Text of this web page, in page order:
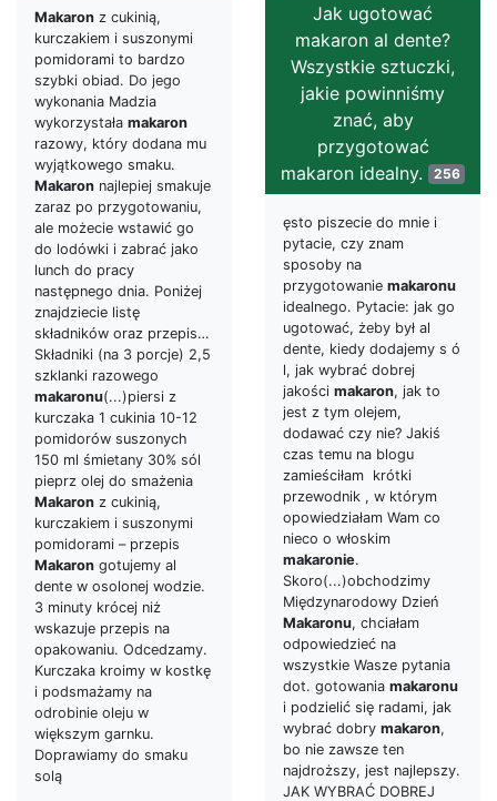
Makaron z cukinią,
kurczakiem i suszonymi
pomidorami to bardzo
szybki obiad. Do jego
wykonania Madzia
wykorzystała makaron
razowy, który dodana mu
wyjątkowego smaku.
Makaron najlepiej smakuje
zaraz po przygotowaniu,
ale możecie wstawić go
do lodówki i zabrać jako
lunch do pracy
następnego dnia. Poniżej
znajdziecie listę
składników oraz przepis…
Składniki (na 3 porcje) 2,5
szklanki razowego
makaronu(...)piersi z
kurczaka 1 cukinia 10-12
pomidorów suszonych
150 ml śmietany 30% sól
pieprz olej do smażenia
Makaron z cukinią,
kurczakiem i suszonymi
pomidorami – przepis
Makaron gotujemy al
dente w osolonej wodzie.
3 minuty krócej niż
wskazuje przepis na
opakowaniu. Odcedzamy.
Kurczaka kroimy w kostkę
i podsmażamy na
odrobinie oleju w
większym garnku.
Doprawiamy do smaku
solą
Jak ugotować
makaron al dente?
Wszystkie sztuczki,
jakie powinniśmy
znać, aby
przygotować
makaron idealny.
256
ęsto piszecie do mnie i
pytacie, czy znam
sposoby na
przygotowanie makaronu
idealnego. Pytacie: jak go
ugotować, żeby był al
dente, kiedy dodajemy s ó
l, jak wybrać dobrej
jakości makaron, jak to
jest z tym olejem,
dodawać czy nie? Jakiś
czas temu na blogu
zamieściłam krótki
przewodnik , w którym
opowiedziałam Wam co
nieco o włoskim
makaronie.
Skoro(...)obchodzimy
Międzynarodowy Dzień
Makaronu, chciałam
odpowiedzieć na
wszystkie Wasze pytania
dot. gotowania makaronu
i podzielić się radami, jak
wybrać dobry makaron,
bo nie zawsze ten
najdroższy, jest najlepszy.
JAK WYBRAĆ DOBREJ